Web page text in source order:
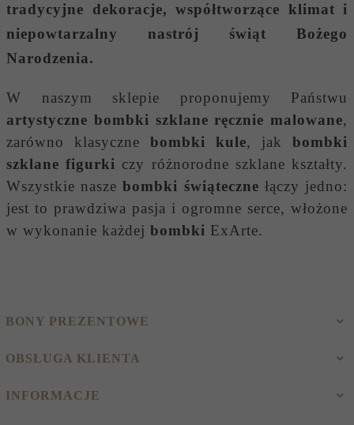
tradycyjne dekoracje, współtworzące klimat i
niepowtarzalny nastrój świąt Bożego
Narodzenia.
W naszym sklepie proponujemy Państwu
artystyczne bombki szklane ręcznie malowane,
zarówno klasyczne bombki kule, jak bombki
szklane figurki czy różnorodne szklane kształty.
Wszystkie naszebombki świąteczne łączy jedno:
jest to prawdziwa pasja i ogromne serce, włożone
w wykonanie każdej bombki ExArte.
BONY PREZENTOWE
OBSŁUGA KLIENTA
INFORMACJE